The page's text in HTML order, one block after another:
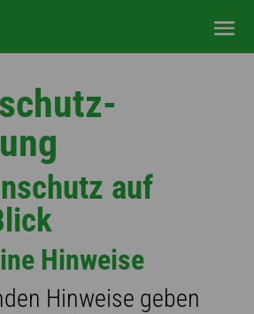
auf
Hinweise
Hinweise geben